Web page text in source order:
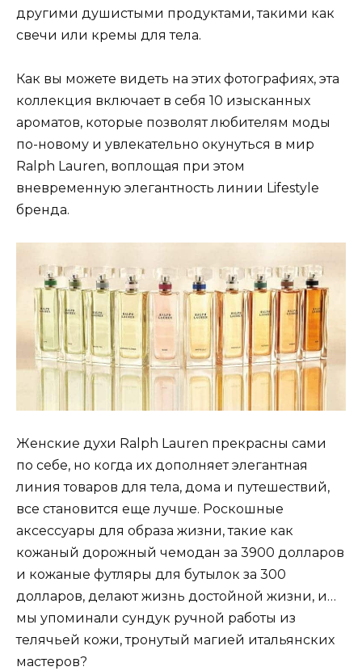
другими душистыми продуктами, такими как
свечи или кремы для тела.
Как вы можете видеть на этих фотографиях, эта
коллекция включает в себя 10 изысканных
ароматов, которые позволят любителям моды
по-новому и увлекательно окунуться в мир
Ralph Lauren, воплощая при этом
вневременную элегантность линии Lifestyle
бренда.
Женские духи Ralph Lauren прекрасны сами
по себе, но когда их дополняет элегантная
линия товаров для тела, дома и путешествий,
все становится еще лучше. Роскошные
аксессуары для образа жизни, такие как
кожаный дорожный чемодан за 3900 долларов
и кожаные футляры для бутылок за 300
долларов, делают жизнь достойной жизни, и…
мы упоминали сундук ручной работы из
телячьей кожи, тронутый магией итальянских
мастеров?